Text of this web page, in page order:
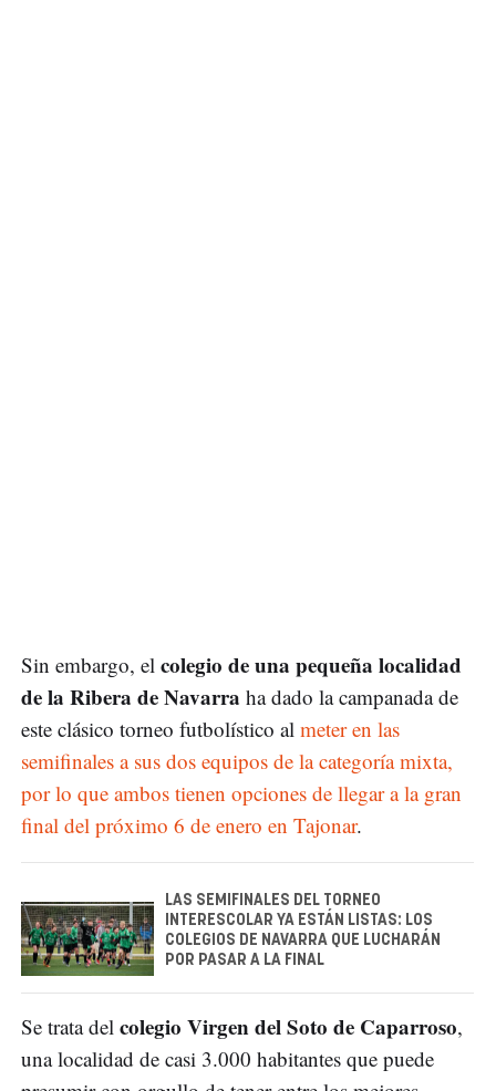
Sin embargo, el colegio de una pequeña localidad
de la Ribera de Navarra ha dado la campanada de
este clásico torneo futbolístico al meter en las
semifinales a sus dos equipos de la categoría mixta,
por lo que ambos tienen opciones de llegar a la gran
final del próximo 6 de enero en Tajonar.
LAS SEMIFINALES DEL TORNEO
INTERESCOLAR YA ESTÁN LISTAS: LOS
COLEGIOS DE NAVARRA QUE LUCHARÁN
POR PASAR A LA FINAL
Se trata del colegio Virgen del Soto de Caparroso,
una localidad de casi 3.000 habitantes que puede